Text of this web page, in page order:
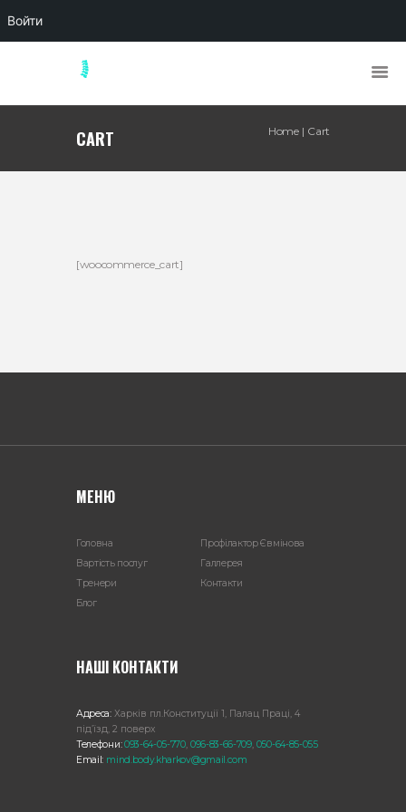
CART Home Cart
[woocommerce_cart]
МЕНЮ
Головна
Профілактор Євмінова
Вартість послуг
Галлерея
Тренери
Контакти
Блог
НАШІ КОНТАКТИ
Адреса: Харкiв пл.Конституції 1, Палац Праці, 4
під’їзд, 2 поверх
Телефони:093-64-05-770, 096-83-66-709, 050-64-85-055
Email: mind.body.kharkov@gmail.com
Войти